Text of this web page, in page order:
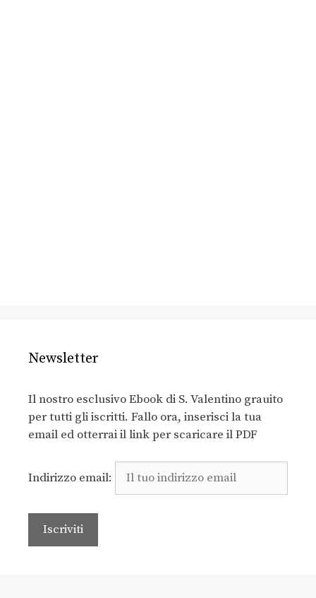
Newsletter
Il nostro esclusivo Ebook di S. Valentino grauito
per tutti gli iscritti. Fallo ora, inserisci la tua
email ed otterrai il link per scaricare il PDF
Indirizzo email: